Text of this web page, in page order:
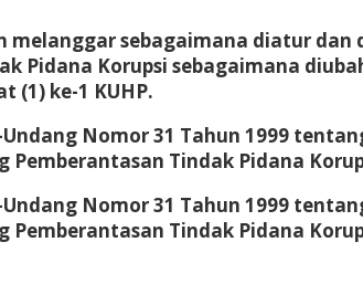
sebagaimana diatur dan
Pidana Korupsi sebagaimana
(1) ke-1 KUHP.
Undang Nomor 31 Tahun 1999
Tindak Pidana
Undang Nomor 31 Tahun 1999
Tindak Pidana